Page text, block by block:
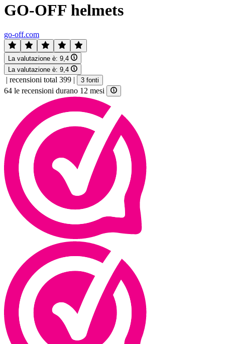
GO-OFF helmets
go-off.com
La valutazione è: 9,4
La valutazione è: 9,4
| recensioni total 399 | 3 fonti
64 le recensioni durano 12 mesi